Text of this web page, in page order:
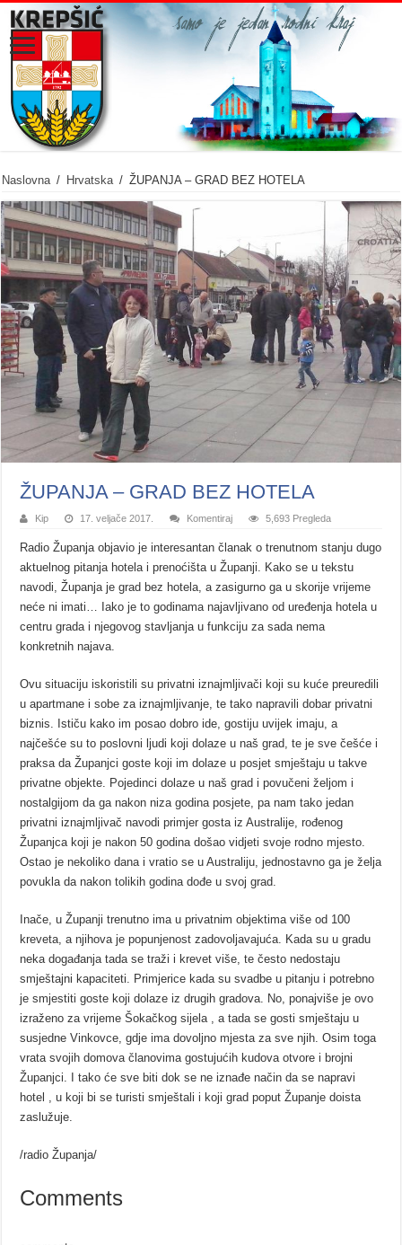
Naslovna / Hrvatska / ŽUPANJA – GRAD BEZ HOTELA
ŽUPANJA – GRAD BEZ HOTELA
Kip 17. veljače 2017. Komentiraj 5,693 Pregleda
Radio Županja objavio je interesantan članak o trenutnom stanju dugo
aktuelnog pitanja hotela i prenoćišta u Županji. Kako se u tekstu
navodi, Županja je grad bez hotela, a zasigurno ga u skorije vrijeme
neće ni imati… Iako je to godinama najavljivano od uređenja hotela u
centru grada i njegovog stavljanja u funkciju za sada nema
konkretnih najava.
Ovu situaciju iskoristili su privatni iznajmljivači koji su kuće preuredili
u apartmane i sobe za iznajmljivanje, te tako napravili dobar privatni
biznis. Ističu kako im posao dobro ide, gostiju uvijek imaju, a
najčešće su to poslovni ljudi koji dolaze u naš grad, te je sve češće i
praksa da Županjci goste koji im dolaze u posjet smještaju u takve
privatne objekte. Pojedinci dolaze u naš grad i povučeni željom i
nostalgijom da ga nakon niza godina posjete, pa nam tako jedan
privatni iznajmljivač navodi primjer gosta iz Australije, rođenog
Županjca koji je nakon 50 godina došao vidjeti svoje rodno mjesto.
Ostao je nekoliko dana i vratio se u Australiju, jednostavno ga je želja
povukla da nakon tolikih godina dođe u svoj grad.
Inače, u Županji trenutno ima u privatnim objektima više od 100
kreveta, a njihova je popunjenost zadovoljavajuća. Kada su u gradu
neka događanja tada se traži i krevet više, te često nedostaju
smještajni kapaciteti. Primjerice kada su svadbe u pitanju i potrebno
je smjestiti goste koji dolaze iz drugih gradova. No, ponajviše je ovo
izraženo za vrijeme Šokačkog sijela , a tada se gosti smještaju u
susjedne Vinkovce, gdje ima dovoljno mjesta za sve njih. Osim toga
vrata svojih domova članovima gostujućih kudova otvore i brojni
Županjci. I tako će sve biti dok se ne iznađe način da se napravi
hotel , u koji bi se turisti smještali i koji grad poput Županje doista
zaslužuje.
/radio Županja/
Comments